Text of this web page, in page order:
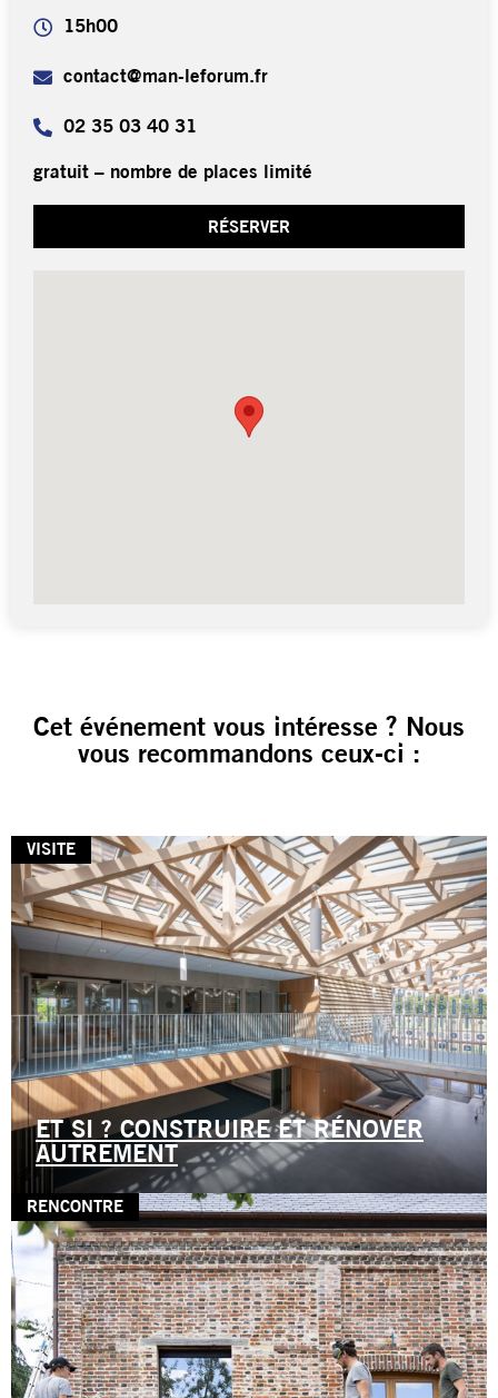
15h00
contact@man-leforum.fr
02 35 03 40 31
gratuit – nombre de places limité
RÉSERVER
Cet événement vous intéresse ? Nous
vous recommandons ceux-ci :
VISITE
ET SI ? CONSTRUIRE ET RÉNOVER
AUTREMENT
RENCONTRE